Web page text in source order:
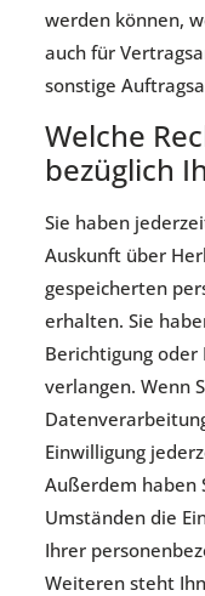
werden können,
auch für
sonstige
Welche
bezüglich
Sie haben
Auskunft über
gespeicherten
erhalten. Sie
Berichtigung oder
verlangen. Wenn
Einwilligung
Außerdem haben
Umständen die
Ihrer
Weiteren steht